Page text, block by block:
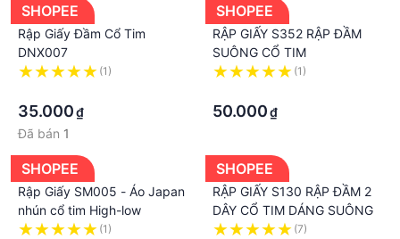
+ 2 XL: ngực 96cm; vai 39cm; eo 82cm; mông
102cm
..
SHOPEE
Rập Giấy Đầm Cổ Tim
DNX007
(1)
35.000₫
Đã bán 1
SHOPEE
RẬP GIẤY S352 RẬP ĐẦM
SUÔNG CỔ TIM
(1)
50.000₫
SHOPEE
Rập Giấy SM005 - Áo Japan
nhún cổ tim High-low
(1)
SHOPEE
RẬP GIẤY S130 RẬP ĐẦM 2
DÂY CỔ TIM DÁNG SUÔNG
(7)